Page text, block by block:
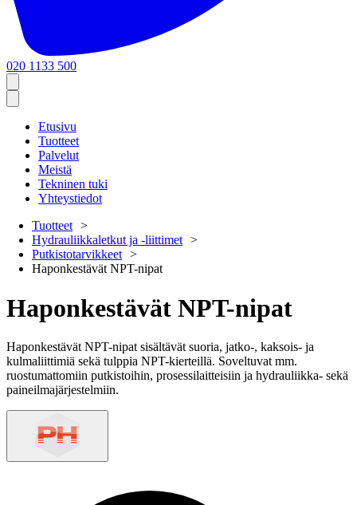
020 1133 500
Etusivu
Tuotteet
Palvelut
Meistä
Tekninen tuki
Yhteystiedot
Tuotteet
Hydrauliikkaletkut ja -liittimet
Putkistotarvikkeet
Haponkestävät NPT-nipat
Haponkestävät NPT-nipat
Haponkestävät NPT-nipat sisältävät suoria, jatko-, kaksois- ja
kulmaliittimiä sekä tulppia NPT-kierteillä. Soveltuvat mm.
ruostumattomiin putkistoihin, prosessilaitteisiin ja hydrauliikka- sekä
paineilmajärjestelmiin.